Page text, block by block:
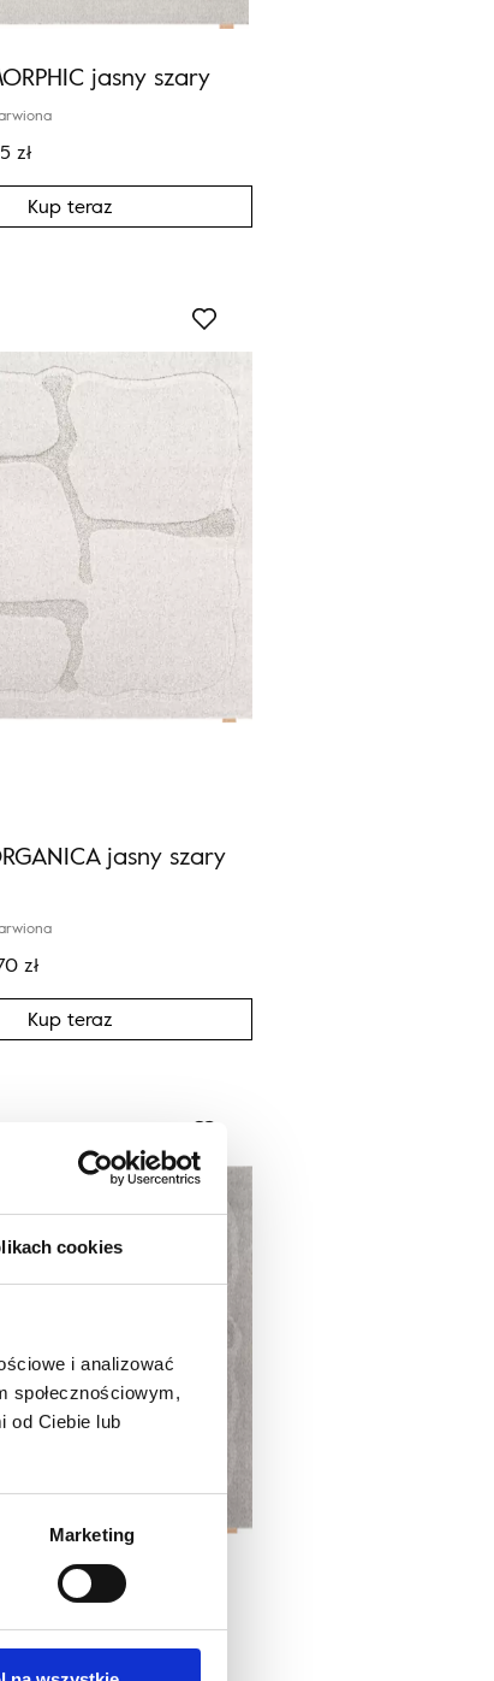
cookies
i analizować
społecznościowym,
od Ciebie lub
Marketing
jasny szary
zł
Kup teraz
jasny szary
zł
Kup teraz
szary